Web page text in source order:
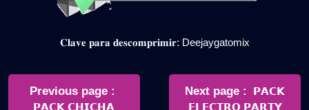
𝐂𝐥𝐚𝐯𝐞 𝐩𝐚𝐫𝐚 𝐝𝐞𝐬𝐜𝐨𝐦𝐩𝐫𝐢𝐦𝐢𝐫: Deejaygatomix
Navegación
Previous page
𝗣𝗔𝗖𝗞 𝗖𝗛𝗜𝗖𝗛𝗔
Next page
Newer
Posts
𝗣𝗔𝗖𝗞
𝗘𝗟𝗘𝗖𝗧𝗥𝗢 𝗣𝗔𝗥𝗧𝗬